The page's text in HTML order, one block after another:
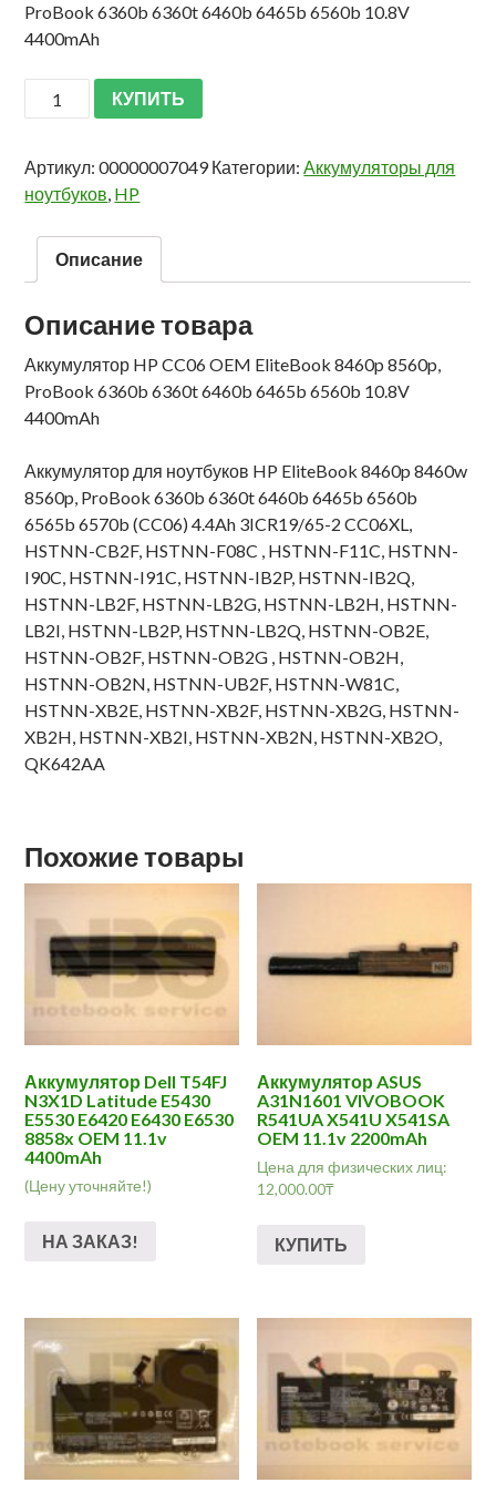
ProBook 6360b 6360t 6460b 6465b 6560b 10.8V
4400mAh
КУПИТЬ
Артикул:00000007049Категории:Аккумуляторы для
ноутбуков, HP
Описание
Описание товара
Аккумулятор HP CC06 OEM EliteBook 8460p 8560p,
ProBook 6360b 6360t 6460b 6465b 6560b 10.8V
4400mAh
Аккумулятор для ноутбуков HP EliteBook 8460p 8460w
8560p, ProBook 6360b 6360t 6460b 6465b 6560b
6565b 6570b (CC06) 4.4Ah 3ICR19/65-2 CC06XL,
HSTNN-CB2F, HSTNN-F08C , HSTNN-F11C, HSTNN-
I90C, HSTNN-I91C, HSTNN-IB2P, HSTNN-IB2Q,
HSTNN-LB2F, HSTNN-LB2G, HSTNN-LB2H, HSTNN-
LB2I, HSTNN-LB2P, HSTNN-LB2Q, HSTNN-OB2E,
HSTNN-OB2F, HSTNN-OB2G , HSTNN-OB2H,
HSTNN-OB2N, HSTNN-UB2F, HSTNN-W81C,
HSTNN-XB2E, HSTNN-XB2F, HSTNN-XB2G, HSTNN-
XB2H, HSTNN-XB2I, HSTNN-XB2N, HSTNN-XB2O,
QK642AA
Похожие товары
Аккумулятор Dell T54FJ
N3X1D Latitude E5430
E5530 E6420 E6430 E6530
8858x OEM 11.1v
4400mAh
(Цену уточняйте!)
НА ЗАКАЗ!
Аккумулятор ASUS
A31N1601 VIVOBOOK
R541UA X541U X541SA
OEM 11.1v 2200mAh
Цена для физических лиц:
12,000.00₸
КУПИТЬ